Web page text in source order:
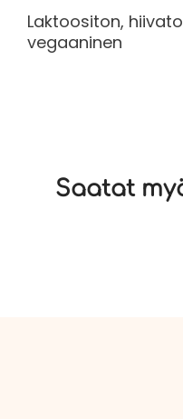
Laktoositon,
vegaaninen
Saatat